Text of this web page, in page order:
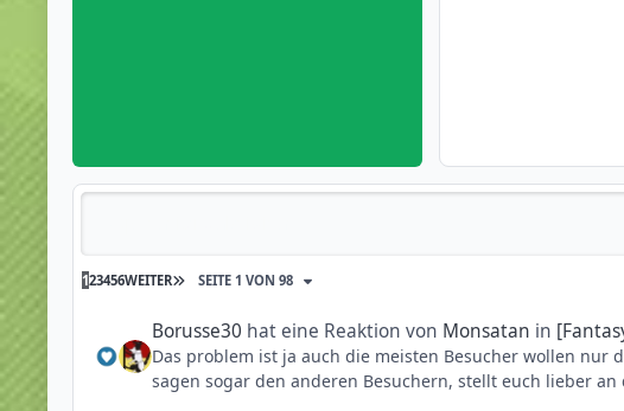
123456WEITER SEITE 1 VON 98
Borusse30 hat eine Reaktion von Monsatan in
Das problem ist ja auch die meisten Besucher wollen nur
sagen sogar den anderen Besuchern, stellt euch lieber